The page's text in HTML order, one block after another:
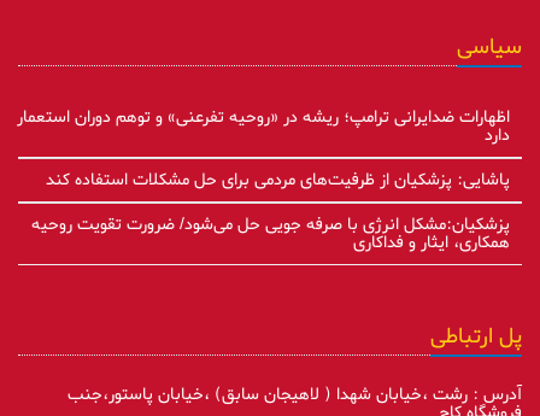
سیاسی
اظهارات ضدایرانی ترامپ؛ ریشه در «روحیه تفرعنی» و توهم دوران استعمار
دارد
پاشایی: پزشکیان از ظرفیت‌های مردمی برای حل مشکلات استفاده کند
پزشکیان:مشکل انرژی با صرفه جویی حل می‌شود/ ضرورت تقویت روحیه
همکاری، ایثار و فداکاری
پل ارتباطی
آدرس : رشت ،خیابان شهدا ( لاهیجان سابق) ،خیابان پاستور،جنب